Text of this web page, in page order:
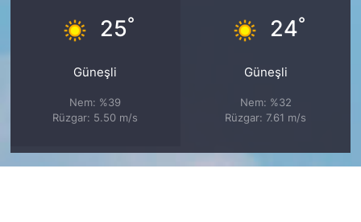
25°
Güneşli
Nem: %39
Rüzgar: 5.50 m/s
24°
Güneşli
Nem: %32
Rüzgar: 7.61 m/s